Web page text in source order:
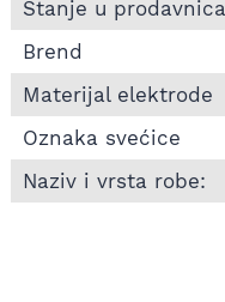
Stanje u
Brend
Materijal elektrode
Oznaka svećice
Naziv i vrsta robe: